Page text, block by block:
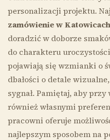
personalizacji projektu.
zamówienie w Katowicach
doradzić w doborze
do charakteru
pojawiają się wzmianki o
dbałości o detale
sygnał. Pamiętaj, aby
również własnymi
pracowni oferuje
najlepszym sposobem na